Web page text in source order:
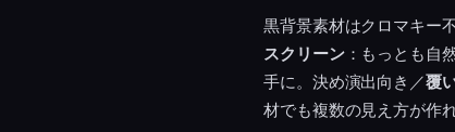
黒背景素材はクロマキー
スクリーン：もっとも自
手に。決め演出向き／覆
材でも複数の見え方が作